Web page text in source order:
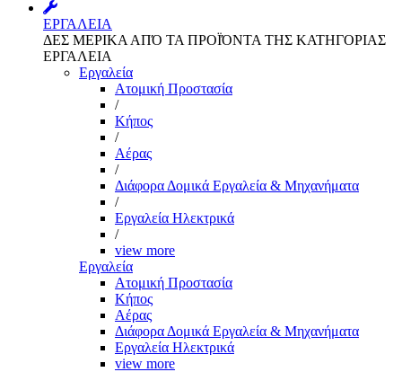
ΕΡΓΑΛΕΙΑ
ΔΕΣ ΜΕΡΙΚΑ ΑΠΌ ΤΑ ΠΡΟΪΌΝΤΑ ΤΗΣ ΚΑΤΗΓΟΡΙΑΣ
ΕΡΓΑΛΕΙΑ
Εργαλεία
Aτομική Προστασία
/
Kήπος
/
Αέρας
/
Διάφορα Δομικά Εργαλεία & Μηχανήματα
/
Εργαλεία Ηλεκτρικά
/
view more
Εργαλεία
Aτομική Προστασία
Kήπος
Αέρας
Διάφορα Δομικά Εργαλεία & Μηχανήματα
Εργαλεία Ηλεκτρικά
view more